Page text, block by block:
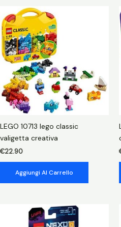
LEGO 10713 lego classic
valigetta creativa
€22.90
Aggiungi Al Carrello